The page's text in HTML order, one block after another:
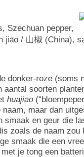
Szechuan pepper,
jiāo / 山椒 (China),
donker-roze (soms
soorten
huajiao
maar dan
smaak en geur die
zoals de naam zou
smaak die een
je tong een